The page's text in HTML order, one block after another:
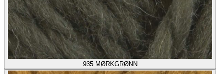
935 MØRKGRØNN